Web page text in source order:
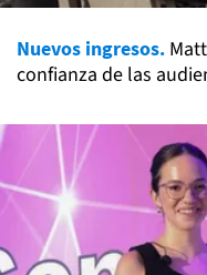
Nuevos ingresos.
confianza de las